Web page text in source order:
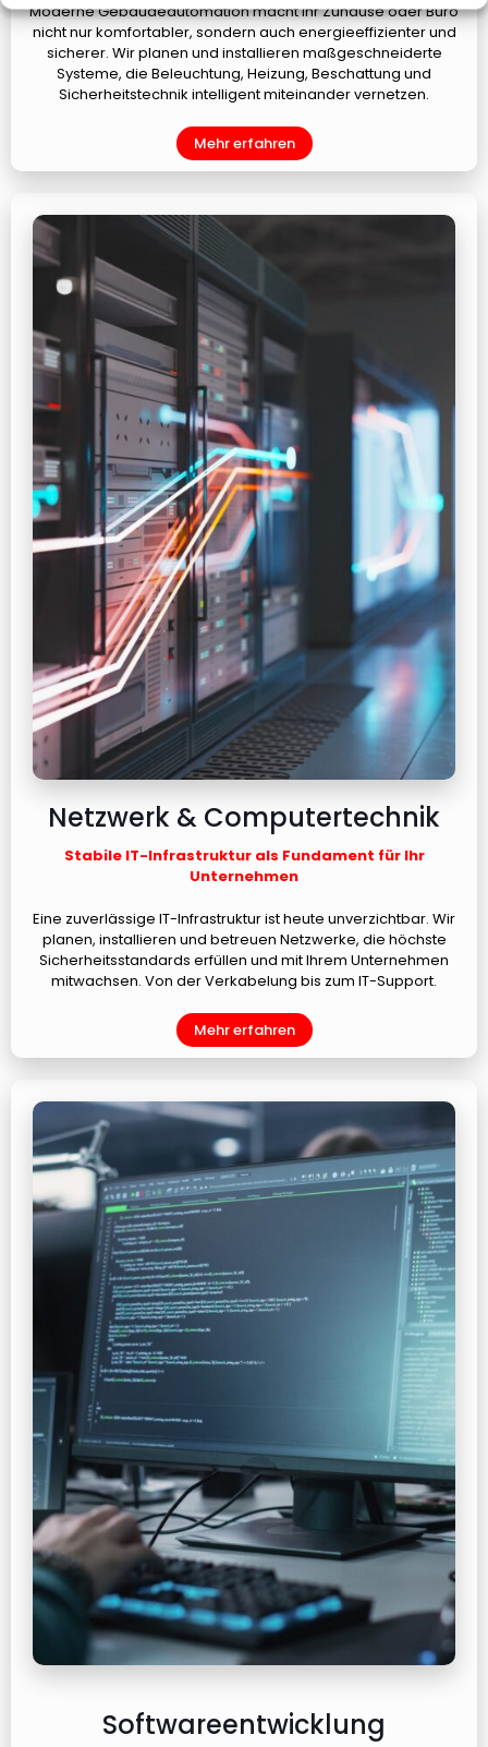
Moderne Gebäudeautomation macht Ihr Zuhause oder Büro
nicht nur komfortabler, sondern auch energieeffizienter und
sicherer. Wir planen und installieren maßgeschneiderte
Systeme, die Beleuchtung, Heizung, Beschattung und
Sicherheitstechnik intelligent miteinander vernetzen.
Mehr erfahren
Netzwerk & Computertechnik
Stabile IT-Infrastruktur als Fundament für Ihr
Unternehmen
Eine zuverlässige IT-Infrastruktur ist heute unverzichtbar. Wir
planen, installieren und betreuen Netzwerke, die höchste
Sicherheitsstandards erfüllen und mit Ihrem Unternehmen
mitwachsen. Von der Verkabelung bis zum IT-Support.
Mehr erfahren
Softwareentwicklung